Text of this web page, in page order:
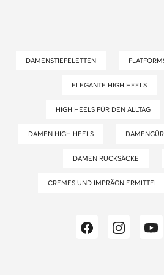
DAMENSTIEFELETTEN
ELEGANTE HIGH HEELS
HIGH HEELS FÜR DEN ALLTAG
DAMEN HIGH HEELS
DAMEN RUCKSÄCKE
CREMES UND IMPRÄGNIERMITTEL